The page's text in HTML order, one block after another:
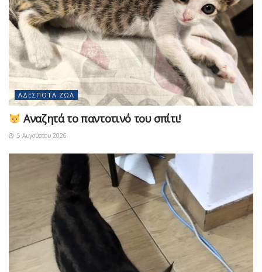
ΑΔΈΣΠΟΤΑ ΖΏΑ
Αναζητά το παντοτινό του σπίτι!
5 Αυγούστου 2026